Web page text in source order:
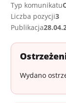
Typ komunikatu
Liczba pozycji3
Publikacja
Wydano